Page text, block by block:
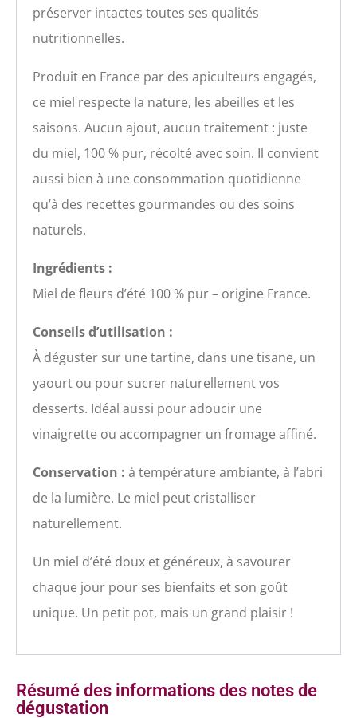
préserver intactes toutes ses qualités
nutritionnelles.
Produit en France par des apiculteurs engagés,
ce miel respecte la nature, les abeilles et les
saisons. Aucun ajout, aucun traitement : juste
du miel, 100 % pur, récolté avec soin. Il convient
aussi bien à une consommation quotidienne
qu’à des recettes gourmandes ou des soins
naturels.
Ingrédients :
Miel de fleurs d’été 100 % pur – origine France.
Conseils d’utilisation :
À déguster sur une tartine, dans une tisane, un
yaourt ou pour sucrer naturellement vos
desserts. Idéal aussi pour adoucir une
vinaigrette ou accompagner un fromage affiné.
Conservation : à température ambiante, à l’abri
de la lumière. Le miel peut cristalliser
naturellement.
Un miel d’été doux et généreux, à savourer
chaque jour pour ses bienfaits et son goût
unique. Un petit pot, mais un grand plaisir !
Résumé des informations des notes de
dégustation